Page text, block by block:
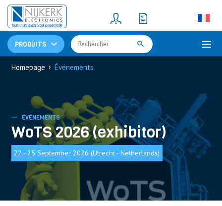
PRODUITS
Resistors(781)
Shunt Resistor
Homepage › Événements
ÉVÉNEMENTS
WoTS 2026 (exhibitor)
22 - 25 September 2026 (Utrecht - Netherlands)